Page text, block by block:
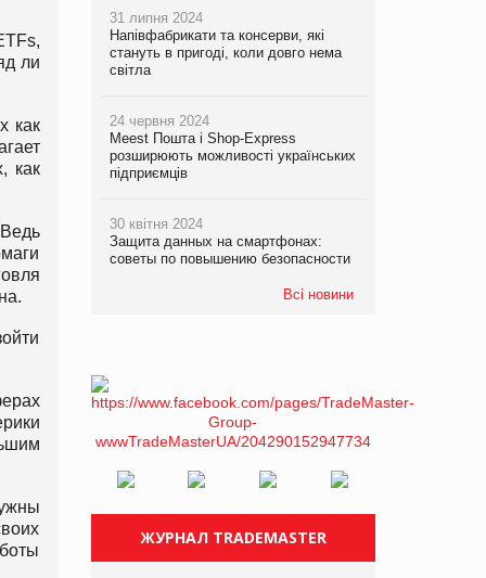
ли
как
как
31 липня 2024
Напівфабрикати та консерви, які
стануть в пригоді, коли довго нема
світла
24 червня 2024
Meest Пошта і Shop-Express
розширюють можливості українських
підприємців
30 квітня 2024
Защита данных на смартфонах:
советы по повышению безопасности
Всі новини
ЖУРНАЛ TRADEMASTER